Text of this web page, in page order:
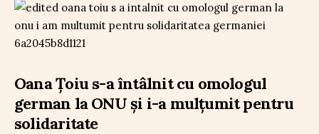
Oana Țoiu s-a întâlnit cu omologul
german la ONU și i-a mulțumit pentru
solidaritate